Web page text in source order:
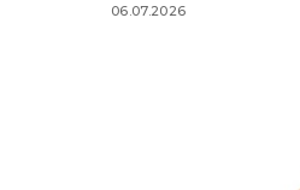
06.07.2026